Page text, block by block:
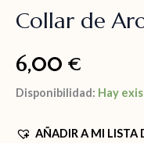
Collar de
6,00 €
Disponibilidad: Hay
AÑADIR A MI LISTA